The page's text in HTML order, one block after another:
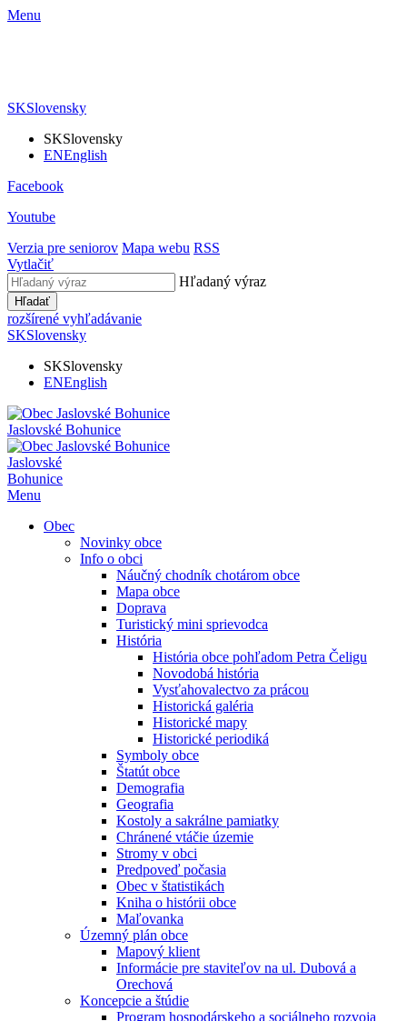
Menu
SKSlovensky
SKSlovensky
ENEnglish
Facebook
Youtube
Verzia pre seniorov Mapa webu RSS
Vytlačiť
Hľadaný výraz
Hľadať
rozšírené vyhľadávanie
SKSlovensky
SKSlovensky
ENEnglish
Jaslovské Bohunice
Jaslovské
Bohunice
Menu
Obec
Novinky obce
Info o obci
Náučný chodník chotárom obce
Mapa obce
Doprava
Turistický mini sprievodca
História
História obce pohľadom Petra Čeligu
Novodobá história
Vysťahovalectvo za prácou
Historická galéria
Historické mapy
Historické periodiká
Symboly obce
Štatút obce
Demografia
Geografia
Kostoly a sakrálne pamiatky
Chránené vtáčie územie
Stromy v obci
Predpoveď počasia
Obec v štatistikách
Kniha o histórii obce
Maľovanka
Územný plán obce
Mapový klient
Informácie pre staviteľov na ul. Dubová a
Orechová
Koncepcie a štúdie
Program hospodárskeho a sociálneho rozvoja